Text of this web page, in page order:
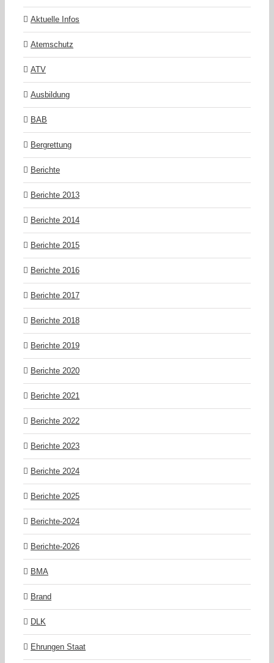
Aktuelle Infos
Atemschutz
ATV
Ausbildung
BAB
Bergrettung
Berichte
Berichte 2013
Berichte 2014
Berichte 2015
Berichte 2016
Berichte 2017
Berichte 2018
Berichte 2019
Berichte 2020
Berichte 2021
Berichte 2022
Berichte 2023
Berichte 2024
Berichte 2025
Berichte-2024
Berichte-2026
BMA
Brand
DLK
Ehrungen Staat